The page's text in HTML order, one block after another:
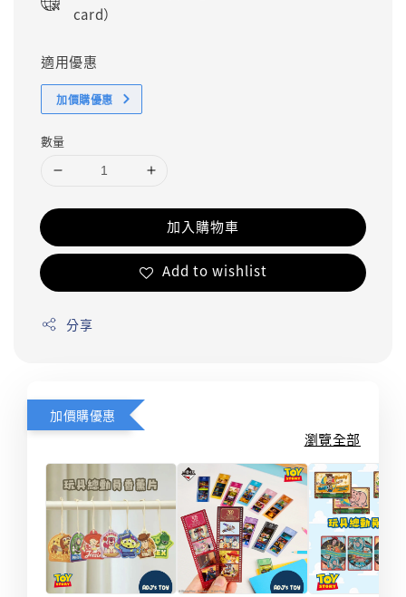
card）
適用優惠
加價購優惠
數量
加入購物車
Add to wishlist
分享
加價購優惠
瀏覽全部